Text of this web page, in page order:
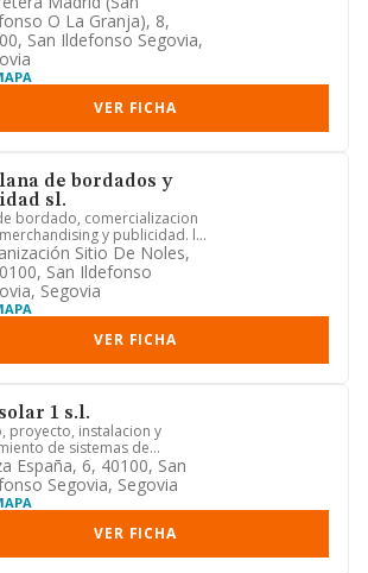
O La Granja), 8,
San Ildefonso Segovia,
VER FICHA
de bordados y
sl.
bordado, comercializacion
y publicidad. la
v arrend...Sitio De Noles,
San Ildefonso
Segovia
VER FICHA
1 s.l.
proyecto, instalacion y
de sistemas de
y aprovechamiento de
España, 6, 40100, San
Segovia, Segovia
VER FICHA